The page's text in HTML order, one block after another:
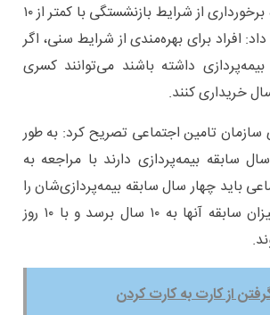
وی درخصوص نحوه برخورداری از شرایط بازنشستگی با کمتر از ۱۰
افراد برای بهره‌مندی از شرایط سنی، اگر
بیمه‌پردازی داشته باشند می‌توانند کسری
سازمان تامین اجتماعی تصریح کرد: به طور
مثال، اگر افراد ۶ سال سابقه بیمه‌پردازی دارند با مراجعه به
باید چهار سال سابقه بیمه‌پردازی‌شان را
خریداری کنند تا میزان سابقه آنها به ۱۰ سال برسد و با ۱۰ روز
از کارت به کارت کردن